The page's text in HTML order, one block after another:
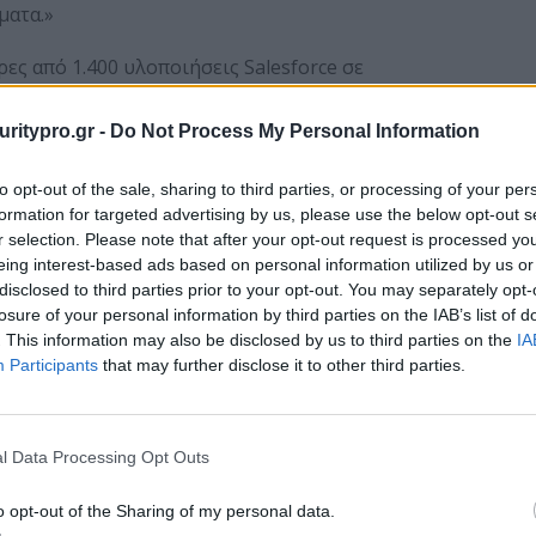
- Do Not Process My Personal Information
opt-out of the sale, sharing to third parties, or processing of your
for targeted advertising by us, please use the below opt-out
selection. Please note that after your opt-out request is processed
interest-based ads based on personal information utilized by us
to third parties prior to your opt-out. You may separately
of your personal information by third parties on the IAB’s list of
This information may also be disclosed by us to third parties on the
Participants that may further disclose it to other third parties.
Data Processing Opt Outs
opt-out of the Sharing of my personal data.
από 1.400 υλοποιήσεις Salesforce σε
σε όλους τους κλάδους της οικονομίας. Με
συμβούλους Salesforce, η Accenture είναι
και Clouds. Για περισσότερες πληροφορίες
τη Salesforce, επισκεφθείτε τη διεύθυνση
Hub: Μια κοινή
και της
εγκαινιάζει νέα
Εθνικού Μετσόβιου
Πολυτεχνείου και της